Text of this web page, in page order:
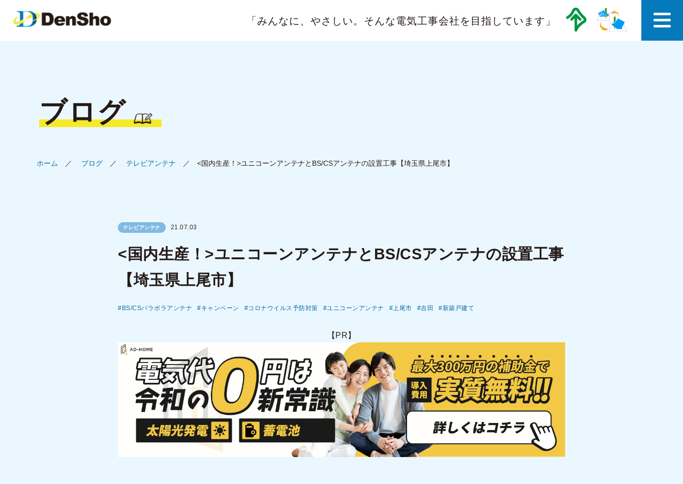
「みんなに、やさしい。 そんな電気工事会社を目指しています」
ブログ
ホーム ブログ テレビアンテナ <国内生産！>ユニコーンアンテナとBS/CSアンテナの設置工事【埼玉県上尾市】
テレビアンテナ 21.07.03
<国内生産！>ユニコーンアンテナとBS/CSアンテナの設置工事
【埼玉県上尾市】
BS/CSパラボラアンテナ キャンペーン コロナウイルス予防対策 ユニコーンアンテナ 上尾市 吉田 新築戸建て
【PR】